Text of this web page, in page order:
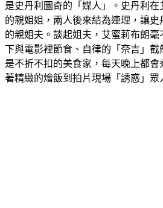
史丹利圖奇也再度帥氣回歸。有趣
是史丹利圖奇的「媒人」。史丹利在
的親姐姐，兩人後來結為連理，讓
的親姐夫。談起姐夫，艾蜜莉布朗毫
下與電影裡節食、自律的「奈吉」
是不折不扣的美食家，每天晚上都會